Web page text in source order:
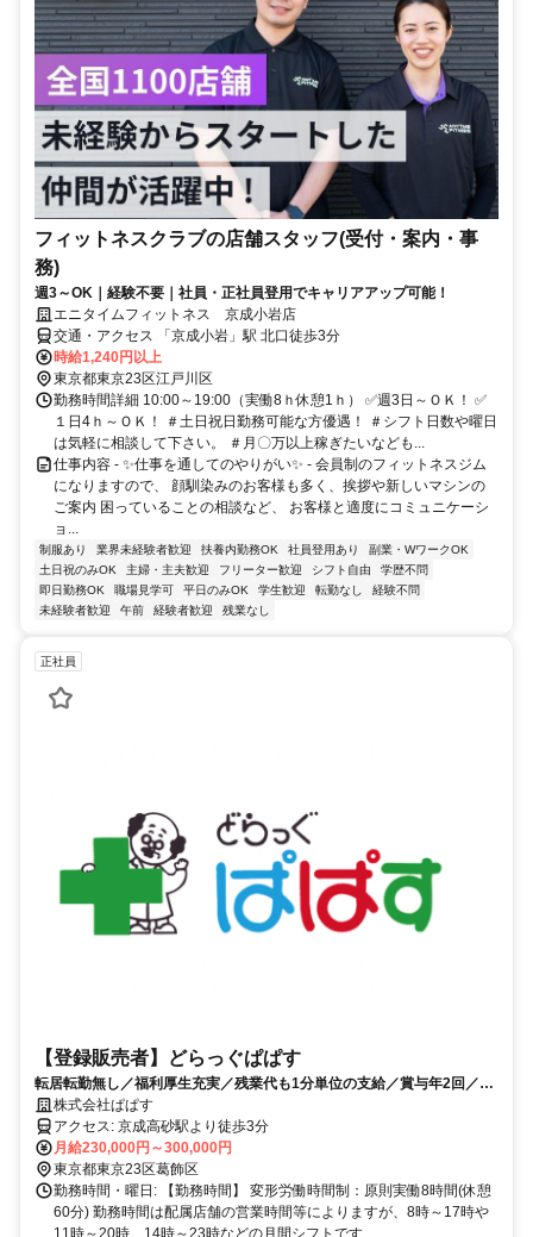
フィットネスクラブの店舗スタッフ(受付・案内・事
務)
週3～OK｜経験不要｜社員・正社員登用でキャリアアップ可能！
エニタイムフィットネス 京成小岩店
交通・アクセス 「京成小岩」駅 北口徒歩3分
時給1,240円以上
東京都東京23区江戸川区
勤務時間詳細 10:00～19:00（実働8ｈ休憩1ｈ） ✅週3日～ＯＫ！ ✅
１日4ｈ～ＯＫ！ ＃土日祝日勤務可能な方優遇！ ＃シフト日数や曜日
は気軽に相談して下さい。 ＃月〇万以上稼ぎたいなども...
仕事内容 - ✨仕事を通してのやりがい✨ - 会員制のフィットネスジム
になりますので、 顔馴染みのお客様も多く、挨拶や新しいマシンの
ご案内 困っていることの相談など、 お客様と適度にコミュニケーシ
ョ...
制服あり 業界未経験者歓迎 扶養内勤務OK 社員登用あり
副業・WワークOK
土日祝のみOK
主婦・主夫歓迎 フリーター歓迎 シフト自由
学歴不問
即日勤務OK
職場見学可 平日のみOK 学生歓迎 転勤なし
経験不問
未経験者歓迎
午前 経験者歓迎 残業なし
正社員
【登録販売者】どらっぐぱぱす
転居転勤無し／福利厚生充実／残業代も1分単位の支給／賞与年2回／
20-40代活躍中
株式会社ぱぱす
アクセス: 京成高砂駅より徒歩3分
月給230,000円～300,000円
東京都東京23区葛飾区
勤務時間・曜日: 【勤務時間】 変形労働時間制：原則実働8時間(休憩
60分) 勤務時間は配属店舗の営業時間等によりますが、8時～17時や
11時～20時、14時～23時などの月間シフトです